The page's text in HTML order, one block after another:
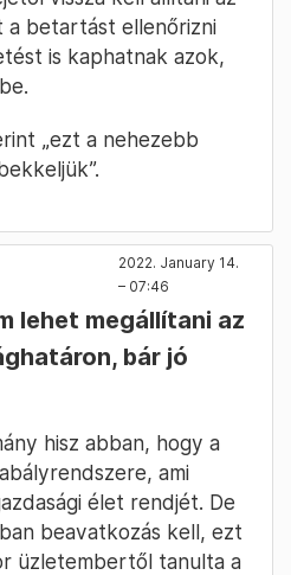
a betartást ellenőrizni
is kaphatnak azok,
„ezt a nehezebb
2022. January 14.
– 07:46
lehet megállítani az
bár jó
hisz abban, hogy a
ami
élet rendjét. De
beavatkozás kell, ezt
üzletembertől tanulta a